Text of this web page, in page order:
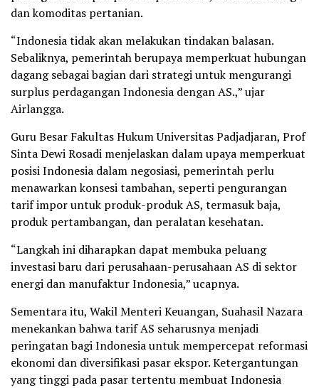
dan komoditas pertanian.
“Indonesia tidak akan melakukan tindakan balasan.
Sebaliknya, pemerintah berupaya memperkuat hubungan
dagang sebagai bagian dari strategi untuk mengurangi
surplus perdagangan Indonesia dengan AS.,” ujar
Airlangga.
Guru Besar Fakultas Hukum Universitas Padjadjaran, Prof
Sinta Dewi Rosadi menjelaskan dalam upaya memperkuat
posisi Indonesia dalam negosiasi, pemerintah perlu
menawarkan konsesi tambahan, seperti pengurangan
tarif impor untuk produk-produk AS, termasuk baja,
produk pertambangan, dan peralatan kesehatan.
“Langkah ini diharapkan dapat membuka peluang
investasi baru dari perusahaan-perusahaan AS di sektor
energi dan manufaktur Indonesia,” ucapnya.
Sementara itu, Wakil Menteri Keuangan, Suahasil Nazara
menekankan bahwa tarif AS seharusnya menjadi
peringatan bagi Indonesia untuk mempercepat reformasi
ekonomi dan diversifikasi pasar ekspor. Ketergantungan
yang tinggi pada pasar tertentu membuat Indonesia